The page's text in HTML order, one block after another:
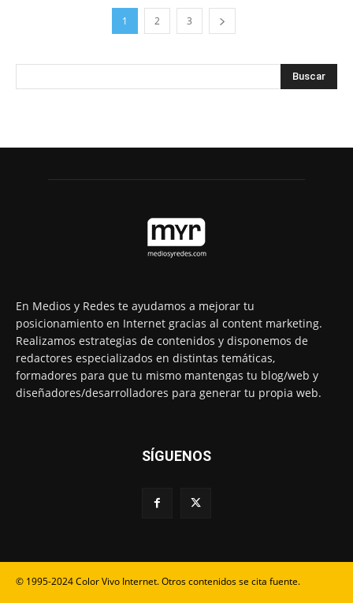
1 2 3
En Medios y Redes te ayudamos a mejorar tu
posicionamiento en Internet gracias al content marketing.
Realizamos estrategias de contenidos y disponemos de
redactores especializados en distintas temáticas,
formadores para que tu mismo mantengas tu blog/web y
diseñadores/desarrolladores para generar tu propia web.
SÍGUENOS
© 1995-2024 Color Vivo Internet. Otros contenidos se cita fuente.